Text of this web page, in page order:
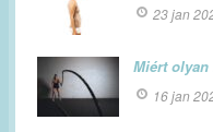
23 jan
Miért
16 jan